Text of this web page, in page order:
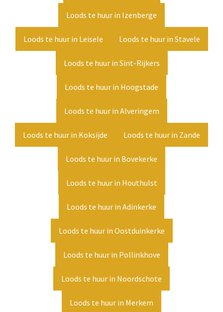
Loods te huur in Izenberge
Loods te huur in Leisele Loods te huur in Stavele
Loods te huur in Sint-Rijkers
Loods te huur in Hoogstade
Loods te huur in Alveringem
Loods te huur in Koksijde Loods te huur in Zande
Loods te huur in Bovekerke
Loods te huur in Houthulst
Loods te huur in Adinkerke
Loods te huur in Oostduinkerke
Loods te huur in Pollinkhove
Loods te huur in Noordschote
Loods te huur in Merkem